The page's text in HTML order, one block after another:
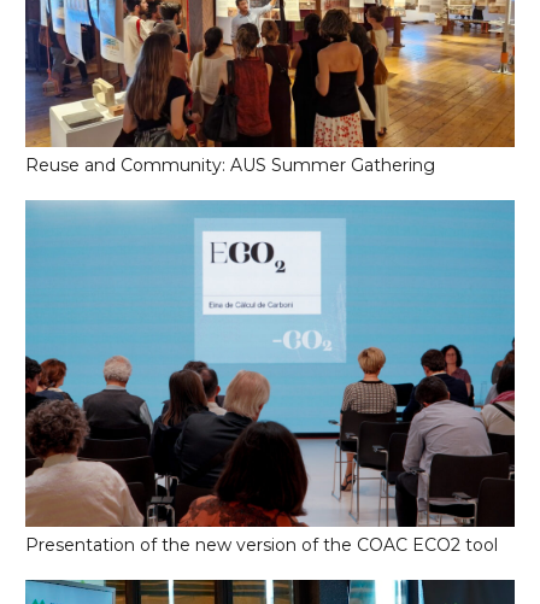
Reuse and Community: AUS Summer Gathering
Presentation of the new version of the COAC ECO2 tool